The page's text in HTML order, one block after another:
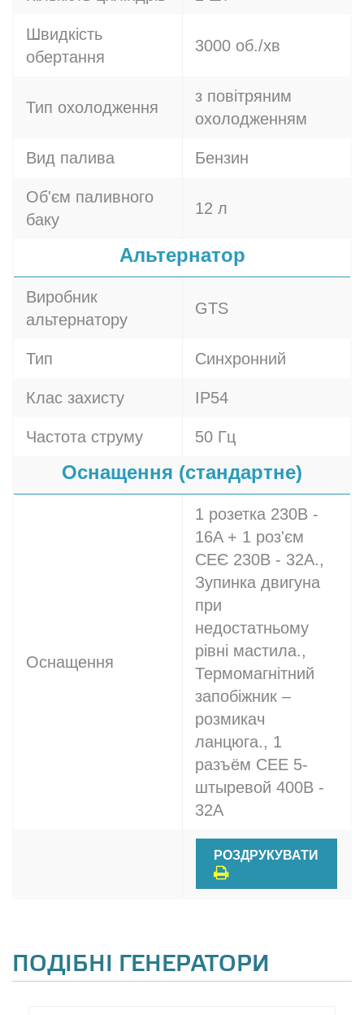
Швидкість
обертання
3000 об./хв
Тип охолодження
з повітряним
охолодженням
Вид палива Бензин
Об'єм паливного
баку
12 л
Альтернатор
Виробник
альтернатору
GTS
Тип Синхронний
Клас захисту IP54
Частота струму 50 Гц
Оснащення (стандартне)
Оснащення
1 розетка 230В -
16A + 1 роз'єм
СЕЄ 230В - 32A.,
Зупинка двигуна
при
недостатньому
рівні мастила.,
Термомагнітний
запобіжник –
розмикач
ланцюга., 1
разъём CEE 5-
штыревой 400В -
32A
РОЗДРУКУВАТИ
ПОДІБНІ ГЕНЕРАТОРИ